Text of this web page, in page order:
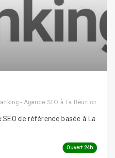
- Agence SEO à La Réunion
de référence basée à La
Ouvert 24h